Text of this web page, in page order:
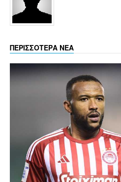
ΠΕΡΙΣΣΟΤΕΡΑ ΝΕΑ